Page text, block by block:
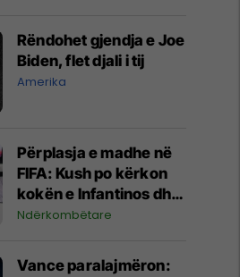
OVL e UÇK-së i reagon
Zelenskyt
Rëndohet gjendja e Joe
Biden, flet djali i tij
Amerika
Përplasja e madhe në
FIFA: Kush po kërkon
kokën e Infantinos dhe
kush po e mbron?
Ndërkombëtare
Vance paralajmëron: